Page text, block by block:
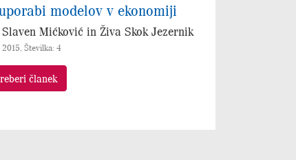
modelov v ekonomiji
Slaven Mićković in Živa Skok Jezernik
Številka: 4
članek